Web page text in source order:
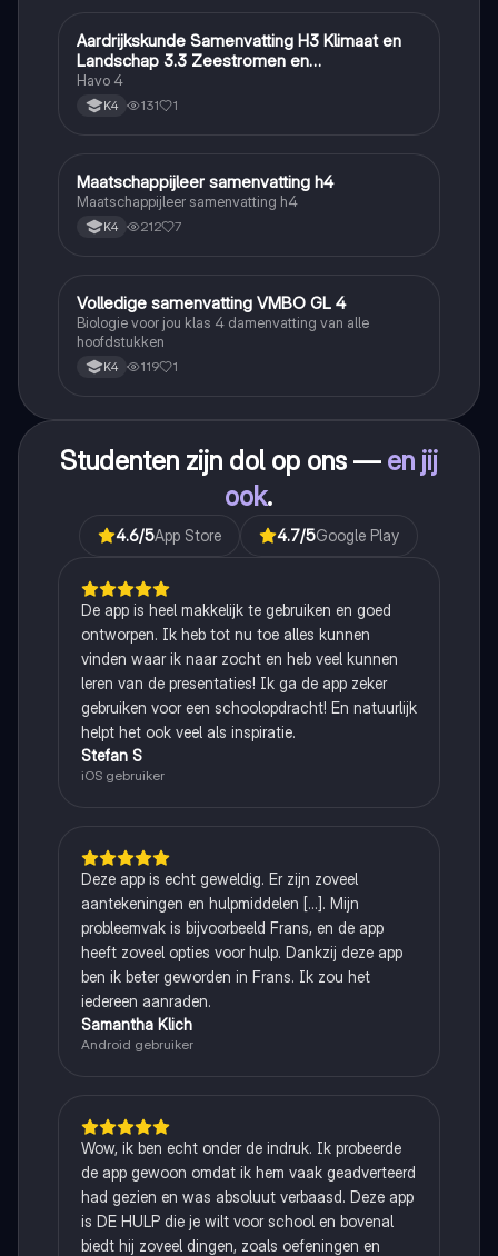
Aardrijkskunde
Aardrijkskunde Samenvatting H3 Klimaat en
Landschap 3.3 Zeestromen en
Klimaatgebieden • BuiteNLand
Havo 4
K4 131 1
Maatschappijleer
Maatschappijleer samenvatting h4
Maatschappijleer samenvatting h4
K4 212 7
Biologie
Volledige samenvatting VMBO GL 4
Biologie voor jou klas 4 damenvatting van alle
hoofdstukken
K4 119 1
Studenten zijn dol op ons — en jij
ook.
4.6/5App Store 4.7/5Google Play
De app is heel makkelijk te gebruiken en goed
ontworpen. Ik heb tot nu toe alles kunnen
vinden waar ik naar zocht en heb veel kunnen
leren van de presentaties! Ik ga de app zeker
gebruiken voor een schoolopdracht! En natuurlijk
helpt het ook veel als inspiratie.
Stefan S
iOS gebruiker
Deze app is echt geweldig. Er zijn zoveel
aantekeningen en hulpmiddelen [...]. Mijn
probleemvak is bijvoorbeeld Frans, en de app
heeft zoveel opties voor hulp. Dankzij deze app
ben ik beter geworden in Frans. Ik zou het
iedereen aanraden.
Samantha Klich
Android gebruiker
Wow, ik ben echt onder de indruk. Ik probeerde
de app gewoon omdat ik hem vaak geadverteerd
had gezien en was absoluut verbaasd. Deze app
is DE HULP die je wilt voor school en bovenal
biedt hij zoveel dingen, zoals oefeningen en